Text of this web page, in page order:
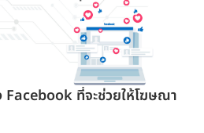
ที่จะช่วยให้โฆษณา